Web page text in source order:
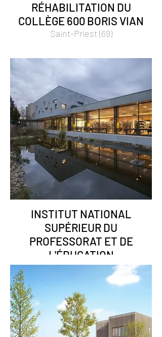
RÉHABILITATION DU
COLLÈGE 600 BORIS VIAN
Saint-Priest (69)
INSTITUT NATIONAL
SUPÉRIEUR DU
PROFESSORAT ET DE
L'ÉDUCATION
Lyon (69)